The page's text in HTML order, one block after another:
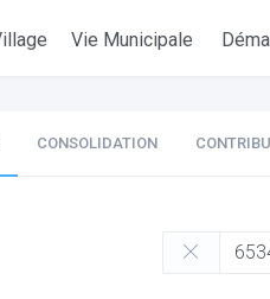
Vie Municipale
CONSOLIDATION